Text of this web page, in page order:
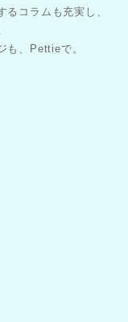
コラムも充実し、
も、Pettieで。